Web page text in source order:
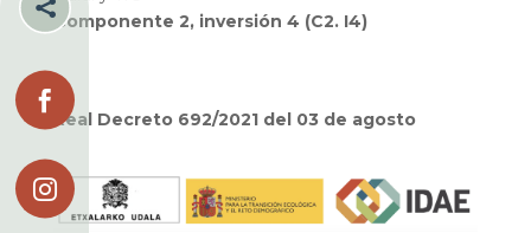



Componente 2, inversión 4 (C2. I4)
Real Decreto 692/2021 del 03 de agosto